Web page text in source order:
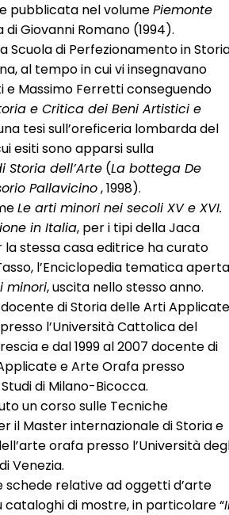
pubblicata nel volumePiemonte
di Giovanni Romano (1994).
Scuola di Perfezionamento in
al tempo in cui vi insegnavano
e Massimo Ferretti conseguendo
e Critica dei Beni Artistici e
tesi sull’oreficeria lombarda del
esiti sono apparsi sulla
Storia dell’Arte (La bottega De
Pallavicino, 1998).
Le arti minori nei secoli XV e XVI.
in Italia, per i tipi della Jaca
la stessa casa editrice ha curato
l’Enciclopedia tematica aperta
minori, uscita nello stesso anno.
docente di Storia delle Arti Applicate
l’Università Cattolica del
e dal 1999 al 2007 docente di
e Arte Orafa presso
di Milano-Bicocca.
un corso sulle Tecniche
il Master internazionale di Storia e
orafa presso l’Università
Venezia.
schede relative ad oggetti d’arte
di mostre, in particolare “